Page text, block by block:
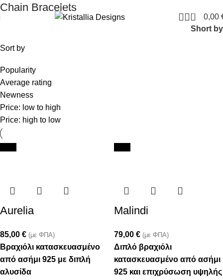
Join our newsletter and enjoy 10% Off
0 0,00
Chain Bracelets
Short by
Sort by
Popularity
Average rating
Newness
Price: low to high
Price: high to low
Aurelia
85,00 € (με ΦΠΑ)
Βραχιόλι κατασκευασμένo
από ασήμι 925 με διπλή
αλυσίδα
Malindi
79,00 € (με ΦΠΑ)
Διπλό βραχιόλι
κατασκευασμένο από ασήμι
925 και επιχρύσωση υψηλής